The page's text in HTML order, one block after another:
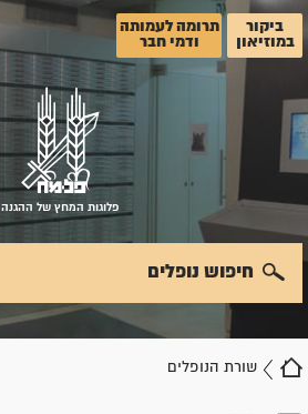
ביקור
במוזיאון
תרומה לעמותה
ודמי חבר
פלוגות המחץ של ההגנה
שורת הנופלים
חיפוש נופלים